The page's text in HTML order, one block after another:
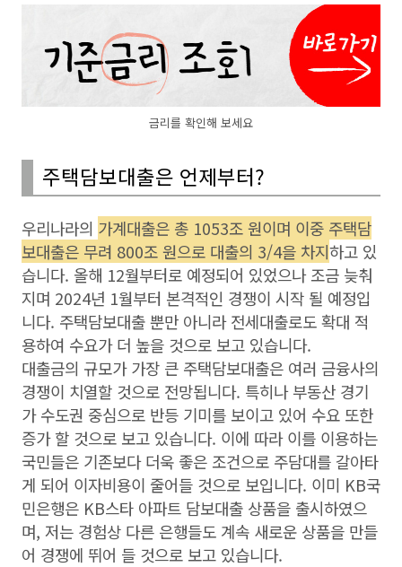
금리를 확인해 보세요
주택담보대출은 언제부터?
우리나라의 가계대출은 총 1053조 원이며 이중 주택담
보대출은 무려 800조 원으로 대출의 3/4을 차지하고 있
습니다. 올해 12월부터로 예정되어 있었으나 조금 늦춰
지며 2024년 1월부터 본격적인 경쟁이 시작 될 예정입
니다. 주택담보대출 뿐만 아니라 전세대출로도 확대 적
용하여 수요가 더 높을 것으로 보고 있습니다.
대출금의 규모가 가장 큰 주택담보대출은 여러 금융사의
경쟁이 치열할 것으로 전망됩니다. 특히나 부동산 경기
가 수도권 중심으로 반등 기미를 보이고 있어 수요 또한
증가 할 것으로 보고 있습니다. 이에 따라 이를 이용하는
국민들은 기존보다 더욱 좋은 조건으로 주담대를 갈아타
게 되어 이자비용이 줄어들 것으로 보입니다. 이미 KB국
민은행은 KB스타 아파트 담보대출 상품을 출시하였으
며, 저는 경험상 다른 은행들도 계속 새로운 상품을 만들
어 경쟁에 뛰어 들 것으로 보고 있습니다.